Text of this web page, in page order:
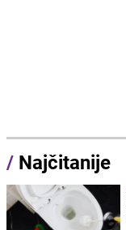
/ Najčitanije